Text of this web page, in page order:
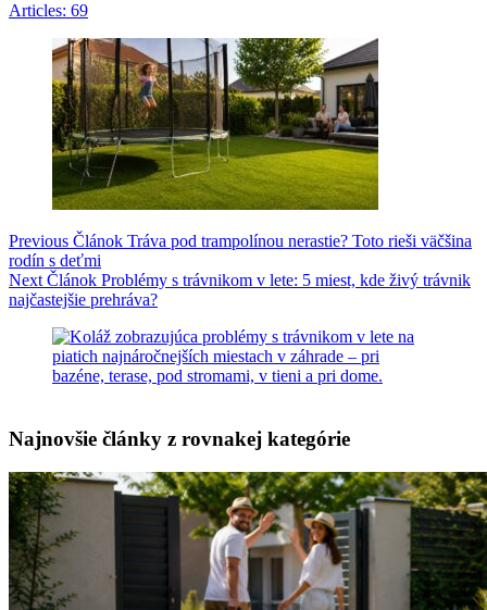
Articles: 69
Previous Článok Tráva pod trampolínou nerastie? Toto rieši väčšina
rodín s deťmi
Next Článok Problémy s trávnikom v lete: 5 miest, kde živý trávnik
najčastejšie prehráva?
Najnovšie články z rovnakej kategórie